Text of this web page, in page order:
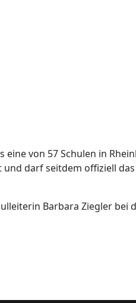
eine von 57 Schulen in
und darf seitdem offiziell das
Barbara Ziegler bei